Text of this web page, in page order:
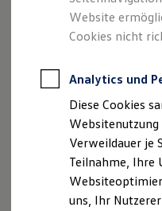
Elektroauto
Leasing
Autokredit
Versicherungen
Kfz-
Garantien
Geschäftskunden
Großkunden
Behörden
Website
Cookies nicht
Analytics und
Diese Cookies
Verweildauer je
Teilnahme, Ihre
uns, Ihr